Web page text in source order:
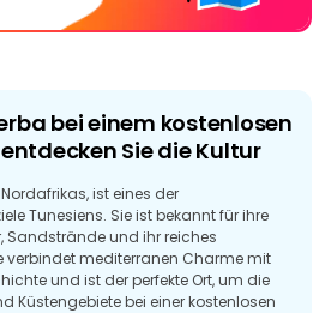
bei einem kostenlosen
Sie die Kultur
ist eines der
Tunesiens. Sie ist bekannt für ihre
Sandstrände und ihr reiches
verbindet mediterranen Charme mit
und ist der perfekte Ort, um die
Küstengebiete bei einer kostenlosen